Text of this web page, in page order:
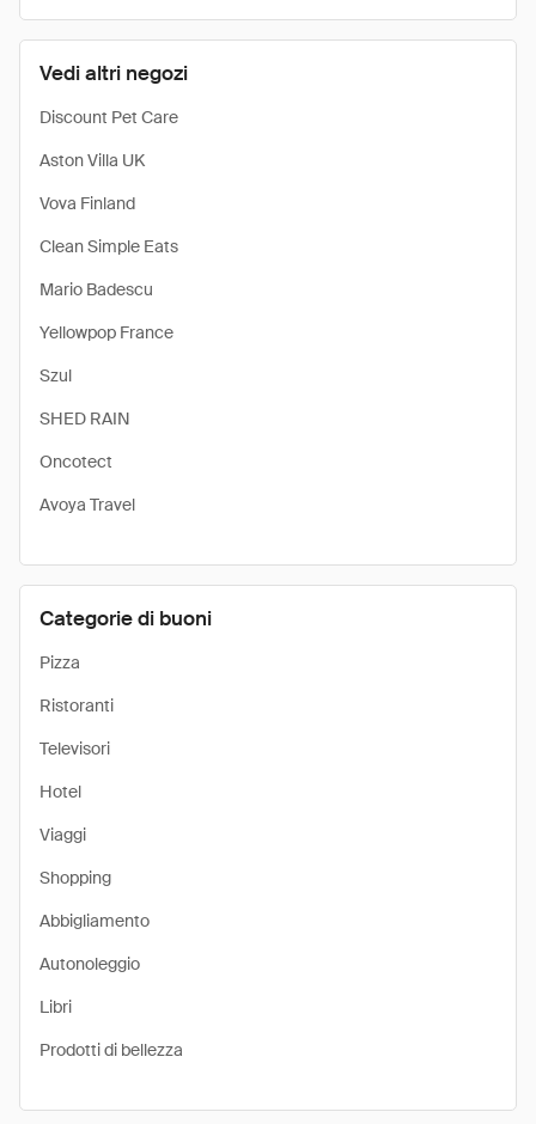
Vedi altri negozi
Discount Pet Care
Aston Villa UK
Vova Finland
Clean Simple Eats
Mario Badescu
Yellowpop France
Szul
SHED RAIN
Oncotect
Avoya Travel
Categorie di buoni
Pizza
Ristoranti
Televisori
Hotel
Viaggi
Shopping
Abbigliamento
Autonoleggio
Libri
Prodotti di bellezza